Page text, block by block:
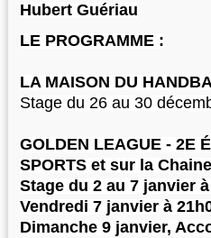
Hubert Guériau
LE PROGRAMME :
LA MAISON DU
Stage du 26 au 30
GOLDEN LEAGUE - 2E
SPORTS et sur la
Stage du 2 au 7 janvier
Vendredi 7 janvier à
Dimanche 9 janvier,